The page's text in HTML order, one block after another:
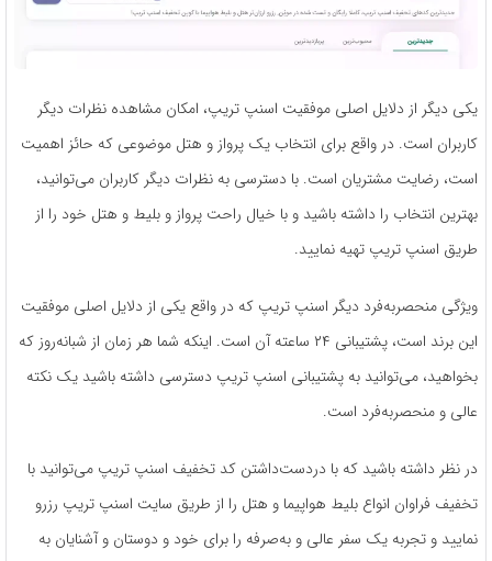
یکی دیگر از دلایل اصلی موفقیت اسنپ تریپ، امکان مشاهده نظرات دیگر
کاربران است. در واقع برای انتخاب یک پرواز و هتل موضوعی که حائز اهمیت
است، رضایت مشتریان است. با دسترسی به نظرات دیگر کاربران می‌توانید،
بهترین انتخاب را داشته باشید و با خیال راحت پرواز و بلیط و هتل خود را از
طریق اسنپ تریپ تهیه نمایید.
ویژگی منحصربه‌فرد دیگر اسنپ تریپ که در واقع یکی از دلایل اصلی موفقیت
این برند است، پشتیبانی ۲۴ ساعته آن است. اینکه شما هر زمان از شبانه‌روز که
بخواهید، می‌توانید به پشتیبانی اسنپ تریپ دسترسی داشته باشید یک نکته
عالی و منحصربه‌فرد است.
در نظر داشته باشید که با دردست‌داشتن کد تخفیف اسنپ تریپ می‌توانید با
تخفیف فراوان انواع بلیط هواپیما و هتل را از طریق سایت اسنپ تریپ رزرو
نمایید و تجربه یک سفر عالی و به‌صرفه را برای خود و دوستان و آشنایان به